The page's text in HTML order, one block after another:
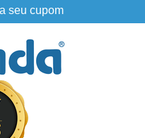
seu cupom